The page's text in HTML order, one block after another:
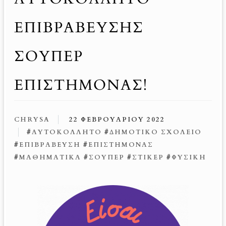
ΕΠΙΒΡΆΒΕΥΣΗΣ
ΣΟΎΠΕΡ
ΕΠΙΣΤΉΜΟΝΑΣ!
CHRYSA
22 ΦΕΒΡΟΥΑΡΊΟΥ 2022
#ΑΥΤΟΚΌΛΛΗΤΟ #ΔΗΜΟΤΙΚΌ ΣΧΟΛΕΊΟ
#ΕΠΙΒΡΆΒΕΥΣΗ #ΕΠΙΣΤΉΜΟΝΑΣ
#ΜΑΘΗΜΑΤΙΚΆ #ΣΟΎΠΕΡ #ΣΤΊΚΕΡ #ΦΥΣΙΚΉ